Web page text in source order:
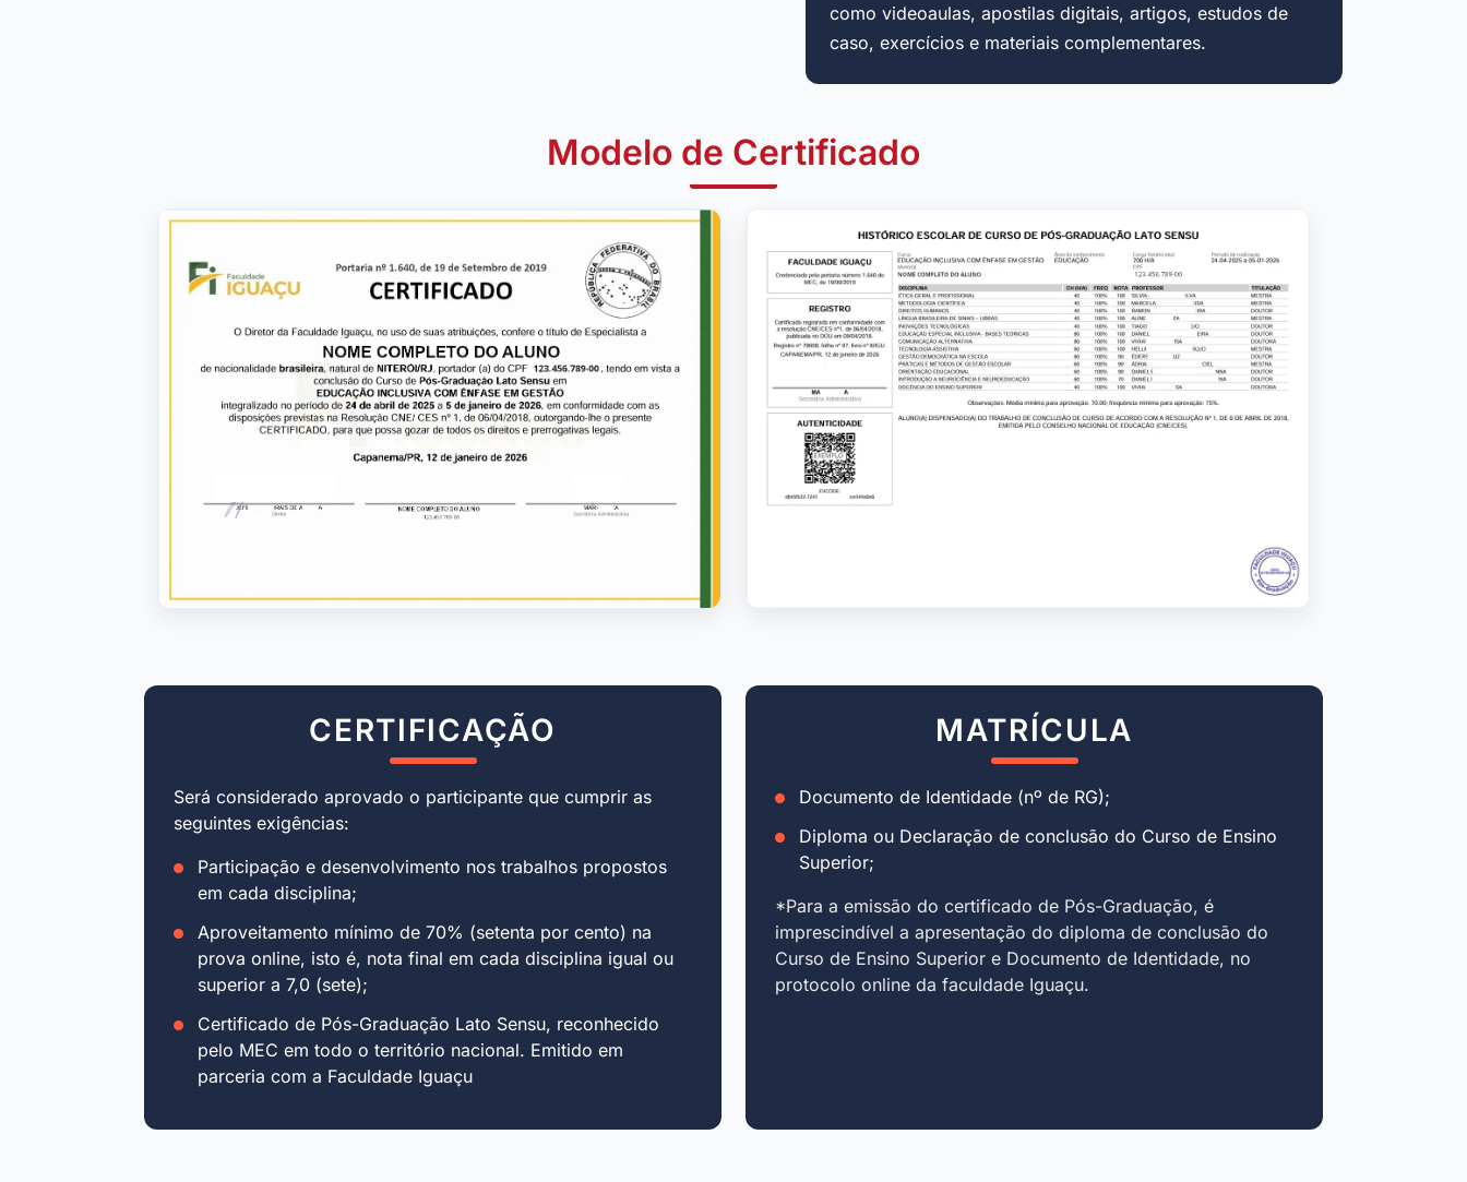
como videoaulas, apostilas digitais, artigos, estudos de
caso, exercícios e materiais complementares.
Modelo de Certificado
CERTIFICAÇÃO
Será considerado aprovado o participante que cumprir as
seguintes exigências:
Participação e desenvolvimento nos trabalhos propostos
em cada disciplina;
Aproveitamento mínimo de 70% (setenta por cento) na
prova online, isto é, nota final em cada disciplina igual ou
superior a 7,0 (sete);
Certificado de Pós-Graduação Lato Sensu, reconhecido
pelo MEC em todo o território nacional. Emitido em
parceria com a Faculdade Iguaçu
MATRÍCULA
Documento de Identidade (nº de RG);
Diploma ou Declaração de conclusão do Curso de Ensino
Superior;
*Para a emissão do certificado de Pós-Graduação, é
imprescindível a apresentação do diploma de conclusão do
Curso de Ensino Superior e Documento de Identidade, no
protocolo online da faculdade Iguaçu.